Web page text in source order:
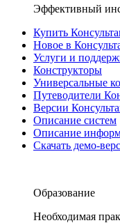
Эффективный
Купить
Новое в
Услуги и
Конструкторы
Универсальные
Путеводители
Версии
Описание систем
Описание
Скачать демо-
Образование
Необходимая